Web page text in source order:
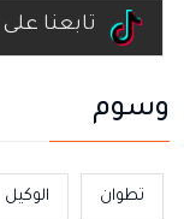
تابعنا
وسوم
تطوان الوكيل